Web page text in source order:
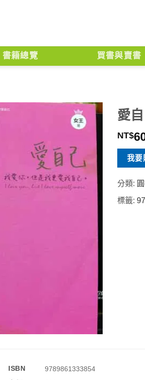
書籍總覽 買書與賣書
愛
NT$
我要
分類:
標籤:
ISBN
9789861333854